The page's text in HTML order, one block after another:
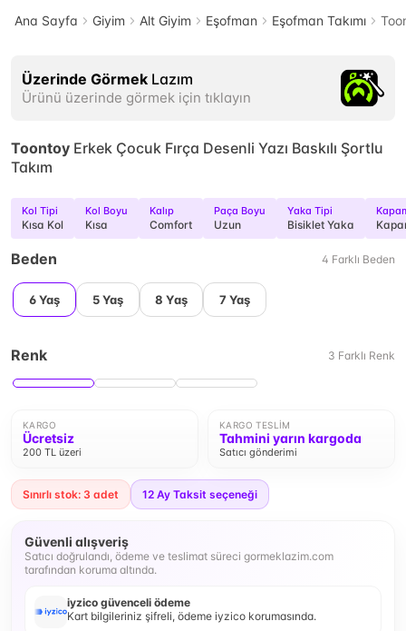
Ana Sayfa Giyim Alt Giyim Eşofman Eşofman Takımı
Üzerinde Görmek Lazım
Ürünü üzerinde görmek için tıklayın
Toontoy Erkek Çocuk Fırça Desenli Yazı Baskılı Şortlu
Takım
Kol Tipi
Kısa Kol
Kol Boyu
Kısa
Kalıp
Comfort
Paça Boyu
Uzun
Yaka Tipi
Bisiklet Yaka
Beden 4 Farklı Beden
6 Yaş 5 Yaş 8 Yaş 7 Yaş
Renk 3 Farklı Renk
KARGO
Ücretsiz
200 TL üzeri
KARGO TESLIM
Tahmini yarın kargoda
Satıcı gönderimi
Sınırlı stok: 3 adet 12 Ay Taksit seçeneği
Güvenli alışveriş
Satıcı doğrulandı, ödeme ve teslimat süreci gormeklazim.com
tarafından koruma altında.
iyzico güvenceli ödeme
Kart bilgileriniz şifreli, ödeme iyzico korumasında.